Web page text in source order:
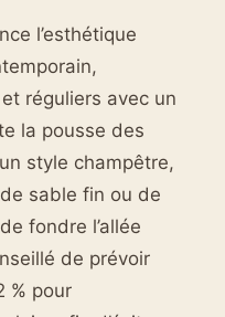
l’esthétique
réguliers avec un
la pousse des
style champêtre,
sable fin ou de
fondre l’allée
de prévoir
% pour